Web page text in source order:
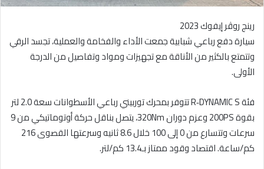
و
ن
ي
رينج روڤر إيفوك 2023
‎سيارة دفع رباعي شبابية جمعت الأداء والفخامة والعملية، تجسد الرقي
وتتمتع بالكثير من الأناقة مع تجهيزات ومواد وتفاصيل من الدرجة
الأولى.
فئة R‑DYNAMIC S تتوفر بمحرك توربيني رباعي الأسطوانات سعة 2.0 لتر
بقوة 200PS وعزم دوران 320Nm، يتصل بناقل حركة أوتوماتيكي من 9
سرعات وتتسارع من 0 إلى 100 خلال 8.6 ثانيه وسرعتها القصوى 216
كم/ساعة. اقتصاد وقود ممتاز بـ13.4 كم/لتر.